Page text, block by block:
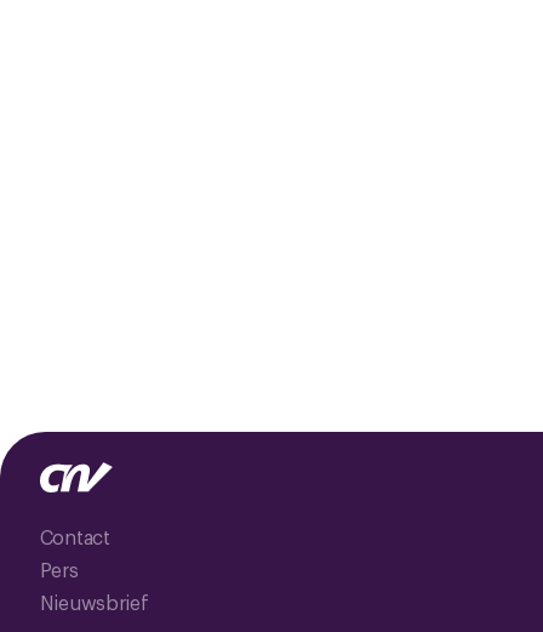
Contact
Pers
Nieuwsbrief